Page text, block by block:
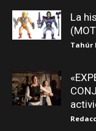
La
Tahúr